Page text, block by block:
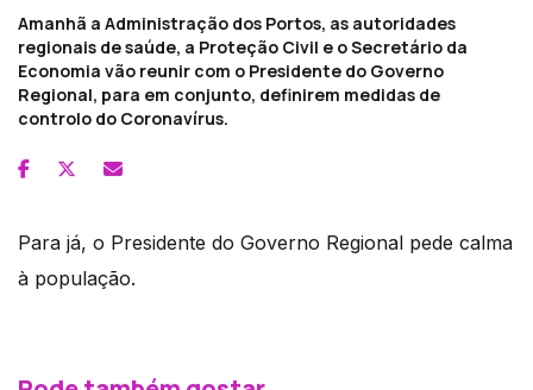
Amanhã a Administração dos Portos, as autoridades
regionais de saúde, a Proteção Civil e o Secretário da
Economia vão reunir com o Presidente do Governo
Regional, para em conjunto, definirem medidas de
controlo do Coronavírus.
Para já, o Presidente do Governo Regional pede calma
à população.